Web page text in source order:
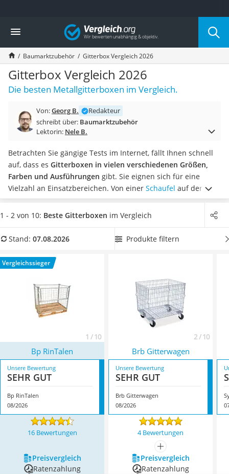
Die beliebtesten Vergleiche nach Kategorie
Baumarkt
Tresor feuerfest
Makita-Akku-Rasenmäher
Kappsäge
Smartes Türschloss
Akku-Rasentrimmer
Feuchtigkeitsmessgerät
Split-Klimaanlage 2 Innengeräte
Pelletofen
Tiefbrunnenpumpe
Fliesenschneider
Hochdruckreiniger
Doppelschleifer
Überwachungskamera
Benzinrasenmäher mit Elektrostart
Löschdecke
Winterharte Palmen
Gasdurchlauferhitzer
Vergleich
Baumarktzubehör Gitterbox Vergleich 2026
Gitterbox Vergleich 2026
Die besten Metallgitterboxen im Vergleich.
Von:Georg B.
Redakteur
schreibt über: Baumarktzubehör
Lektorin: Nele B.
Betrachten Sie gängige Tests im Internet, fällt Ihnen schnell
auf, dass es Gitterboxen in vielen verschiedenen Größen,
Farben und Ausführungen gibt. Sie eignen sich für eine
Vielzahl an Einsatzbereichen. Von einer Schaufel auf der
Baustelle bis zum Feuerholz im Garten lässt sich alles in
ihnen verstauen. Wählen Sie jetzt aus unserer Produkttabelle
Lagerung und Transport in der Zukunft kein Problem mehr
besonders das Modell
Eigenschaften.
1 - 2 von 10: Beste Gitterboxen im Vergleich
Stand: 07.08.2026 Produkte filtern
Vergleichssieger
1 / 10 2 / 10
Bp RinTalen Brb Gitterwagen
Unsere Bewertung
SEHR GUT
Bp RinTalen
08/2026
Unsere Bewertung
SEHR GUT
Brb Gitterwagen
08/2026
16 Bewertungen 4 Bewertungen
mehr anzeigen
Preis­vergleich
Preis­vergleich
Ratenzahlung
Ratenzahlung